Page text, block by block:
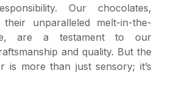
Our chocolates,
unparalleled melt-in-the-
are a testament to our
and quality. But the
is more than just sensory; it’s